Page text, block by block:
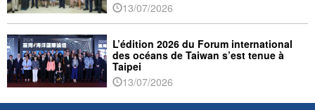
13/07/2026
L’édition 2026 du Forum international
des océans de Taiwan s’est tenue à
Taipei
13/07/2026